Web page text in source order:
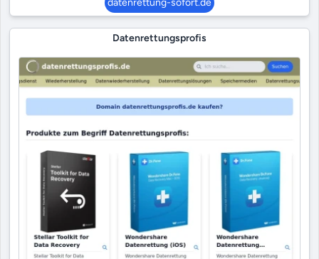
datenrettung-sofort.de
Datenrettungsprofis